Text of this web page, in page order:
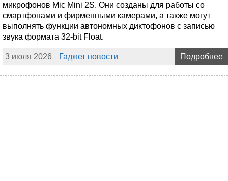
микрофонов Mic Mini 2S. Они созданы для работы со
смартфонами и фирменными камерами, а также могут
выполнять функции автономных диктофонов с записью
звука формата 32-bit Float.
3 июля 2026 Гаджет новости Подробнее